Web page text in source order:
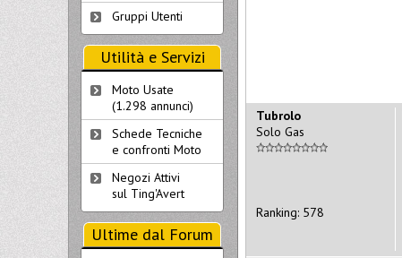
Tubrolo
Solo Gas
Ranking: 578
Gruppi Utenti
Utilità e Servizi
Moto Usate
(1.298 annunci)
Schede Tecniche
e confronti Moto
Negozi Attivi
sul Ting'Avert
Ultime dal Forum